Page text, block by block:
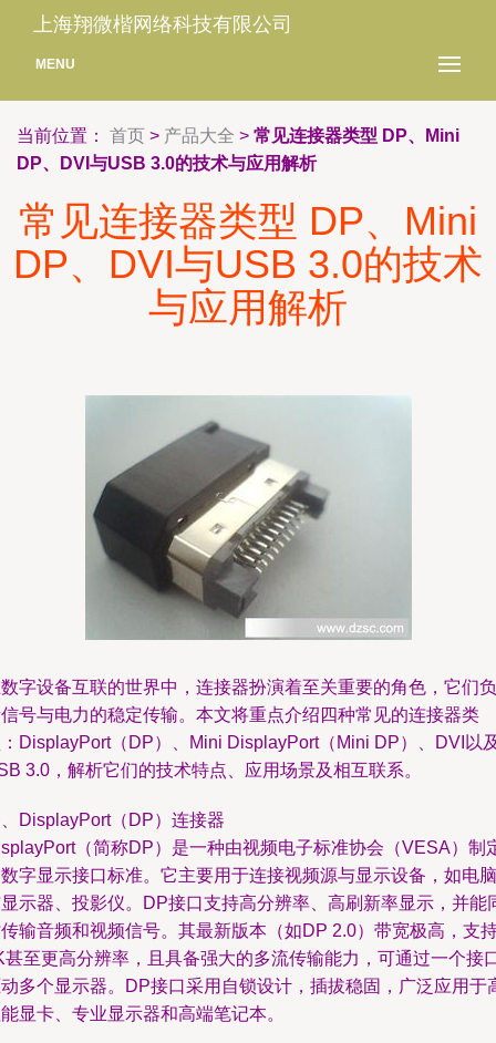
上海翔微楷网络科技有限公司
MENU
当前位置： 首页 > 产品大全 > 常见连接器类型 DP、Mini
DP、DVI与USB 3.0的技术与应用解析
常见连接器类型 DP、Mini
DP、DVI与USB 3.0的技术
与应用解析
字设备互联的世界中，连接器扮演着至关重要的角色，它们负
号与电力的稳定传输。本文将重点介绍四种常见的连接器类
DisplayPort（DP）、Mini DisplayPort（Mini DP）、DVI以
3.0，解析它们的技术特点、应用场景及相互联系。
DisplayPort（DP）连接器
（简称DP）是一种由视频电子标准协会（VESA）制
字显示接口标准。它主要用于连接视频源与显示设备，如电脑
示器、投影仪。DP接口支持高分辨率、高刷新率显示，并能
输音频和视频信号。其最新版本（如DP 2.0）带宽极高，支
甚至更高分辨率，且具备强大的多流传输能力，可通过一个接
多个显示器。DP接口采用自锁设计，插拔稳固，广泛应用于
显卡、专业显示器和高端笔记本。